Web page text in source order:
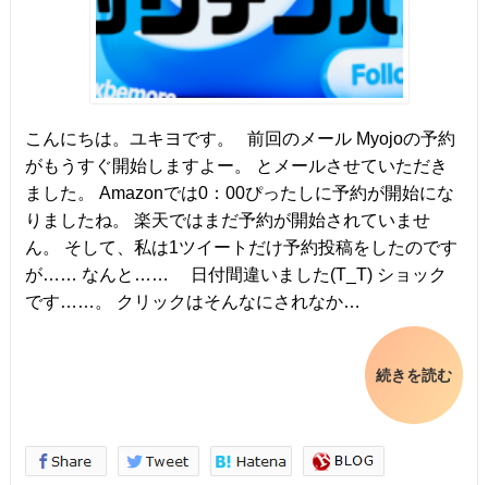
こんにちは。ユキヨです。 前回のメール Myojoの予約
がもうすぐ開始しますよー。 とメールさせていただき
ました。 Amazonでは0：00ぴったしに予約が開始にな
りましたね。 楽天ではまだ予約が開始されていませ
ん。 そして、私は1ツイートだけ予約投稿をしたのです
が…… なんと…… 日付間違いました(T_T) ショック
です……。 クリックはそんなにされなか…
続きを読む